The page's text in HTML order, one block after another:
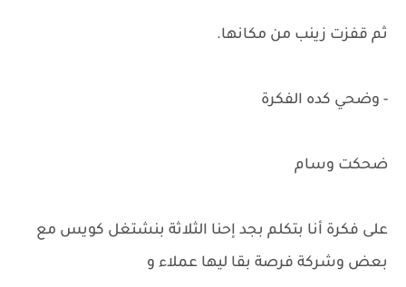
ثم قفزت زينب من مكانها.
- وضحي كده الفكرة
ضحكت وسام
على فكرة أنا بتكلم بجد إحنا الثلاثة بنشتغل كويس مع
بعض وشركة فرصة بقا ليها عملاء و